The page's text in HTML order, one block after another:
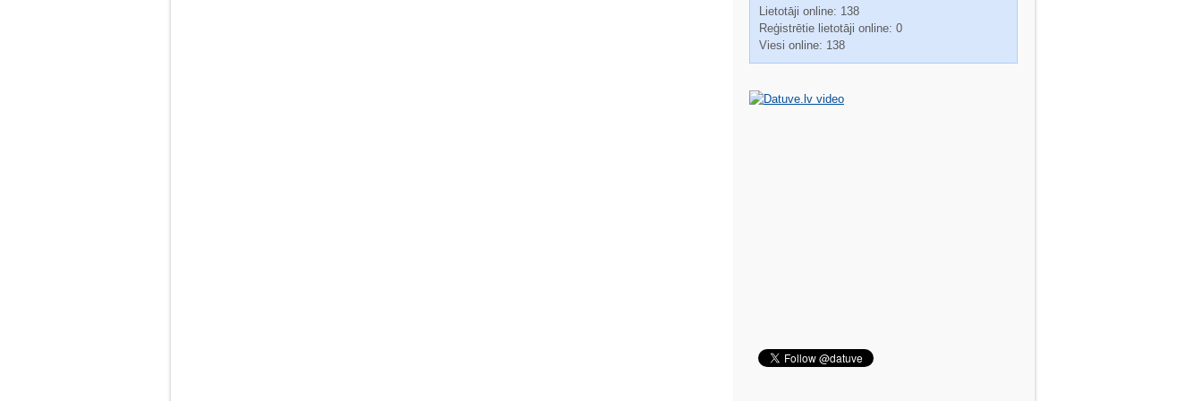
Lietotāji online: 138
Reģistrētie lietotāji online: 0
Viesi online: 138